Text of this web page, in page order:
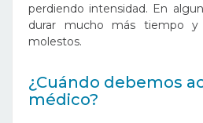
perdiendo intensidad. En
durar mucho más tiempo
molestos.
¿Cuándo debemos
médico?